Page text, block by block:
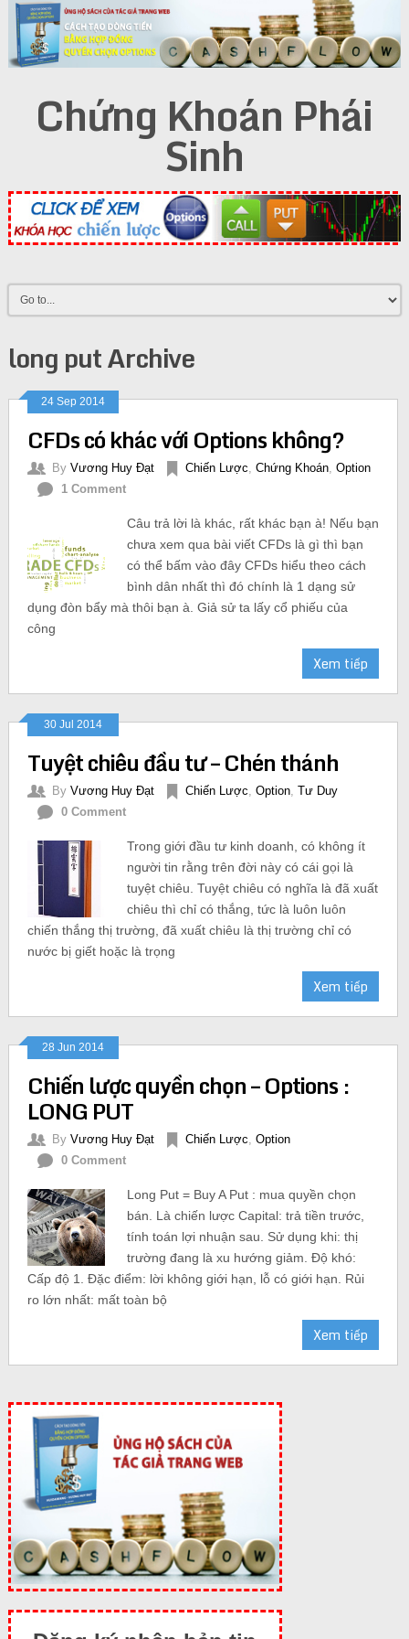
Chứng Khoán Phái
Sinh
long put Archive
24 Sep 2014
CFDs có khác với Options không?
By Vương Huy Đạt Chiến Lược Chứng Khoán, Option
1 Comment
Câu trả lời là khác, rất khác bạn à! Nếu bạn
chưa xem qua bài viết CFDs là gì thì bạn
có thể bấm vào đây CFDs hiểu theo cách
bình dân nhất thì đó chính là 1 dạng sử
dụng đòn bẩy mà thôi bạn à. Giả sử ta lấy cổ phiếu của
công
Xem tiếp
30 Jul 2014
Tuyệt chiêu đầu tư – Chén thánh
By Vương Huy Đạt Chiến Lược Option, Tư Duy
0 Comment
Trong giới đầu tư kinh doanh, có không ít
người tin rằng trên đời này có cái gọi là
tuyệt chiêu. Tuyệt chiêu có nghĩa là đã xuất
chiêu thì chỉ có thắng, tức là luôn luôn
chiến thắng thị trường, đã xuất chiêu là thị trường chỉ có
nước bị giết hoặc là trọng
Xem tiếp
28 Jun 2014
Chiến lược quyền chọn – Options :
LONG PUT
By Vương Huy Đạt Chiến Lược Option
0 Comment
Long Put = Buy A Put : mua quyền chọn
bán. Là chiến lược Capital: trả tiền trước,
tính toán lợi nhuận sau. Sử dụng khi: thị
trường đang là xu hướng giảm. Độ khó:
Cấp độ 1. Đặc điểm: lời không giới hạn, lỗ có giới hạn. Rủi
ro lớn nhất: mất toàn bộ
Xem tiếp